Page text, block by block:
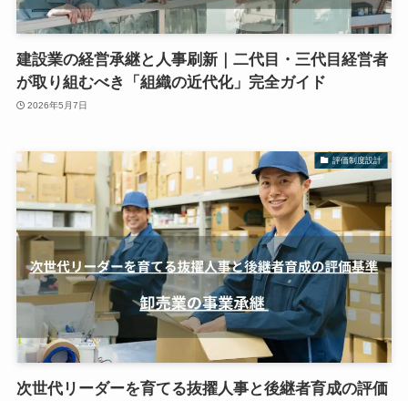
建設業の経営承継と人事刷新｜二代目・三代目経営者
が取り組むべき「組織の近代化」完全ガイド
2026年5月7日
評価制度設計
次世代リーダーを育てる抜擢人事と後継者育成の評価